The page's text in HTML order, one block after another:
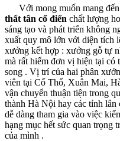
Với mong muốn mang đến
thất tân cổ điển chất lượng
sáng tạo và phát triển không
xuất quy mô lớn với diện tích
xưởng kết hợp : xưởng gỗ tự
mà rất hiếm đơn vị hiện tại có
song . Vị trí của hai phân
viên tại Cố Thổ, Xuân Mai,
vận chuyển thuận tiện trong
thành Hà Nội hay các tỉnh
dễ dàng tham gia vào việc
hạng mục hết sức quan trọng
của mình .